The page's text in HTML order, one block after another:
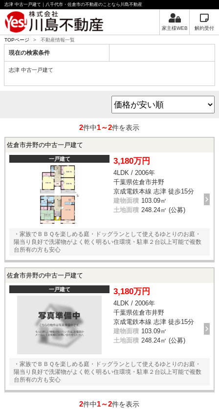
志津 中古一戸建て｜八千代市・佐倉市の不動産のことなら川島不動産
家主様WEB 解約受付
TOPページ > 不動産情報一覧
現在の検索条件
志津 中古一戸建て
2件中1～2件を表示
佐倉市井野の中古一戸建て
一戸建て 3,180万円
4LDK / 2006年
千葉県佐倉市井野
京成電鉄本線 志津 徒歩15分
建物面積 103.09㎡
土地面積 248.24㎡ (公募)
・家族でＢＢＱを楽しめる庭・ドッグランとして使えるゆとりのお庭・
陽当り良好で洗濯物がよく乾く明るい住環境・駐車２台以上可能で複数
台所有の方も安心
佐倉市井野の中古一戸建て
一戸建て 3,180万円
4LDK / 2006年
千葉県佐倉市井野
京成電鉄本線 志津 徒歩15分
建物面積 103.09㎡
土地面積 248.24㎡ (公募)
・家族でＢＢＱを楽しめる庭・ドッグランとして使えるゆとりのお庭・
陽当り良好で洗濯物がよく乾く明るい住環境・駐車２台以上可能で複数
台所有の方も安心
2件中1～2件を表示